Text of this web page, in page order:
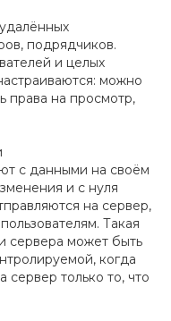
подрядчиков.
и целых
можно
права на просмотр,
с данными на своём
и с нуля
на сервер,
Такая
сервера может быть
когда
сервер только то, что